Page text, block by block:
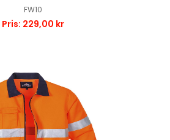
FW10
Pris: 229,00 kr